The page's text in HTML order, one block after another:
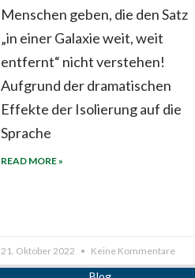
Menschen geben, die den Satz
„in einer Galaxie weit, weit
entfernt“ nicht verstehen!
Aufgrund der dramatischen
Effekte der Isolierung auf die
Sprache
READ MORE »
21. Oktober 2022 Keine Kommentare